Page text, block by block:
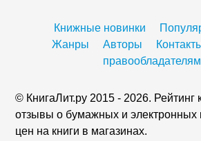
Книжные новинки
Жанры
Авторы
правообладателям
© КнигаЛит.ру 2015 - 2026. Рейтинг
отзывы о бумажных и электронных
цен на книги в магазинах.